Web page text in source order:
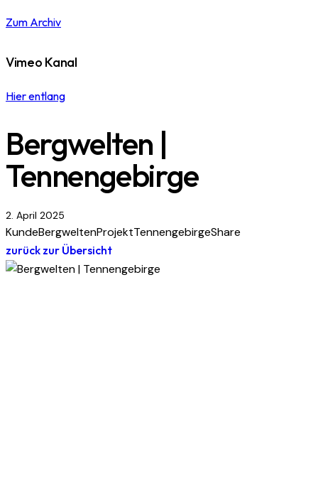
Zum Archiv
Vimeo Kanal
Hier entlang
Bergwelten |
Tennengebirge
2. April 2025
KundeBergweltenProjektTennengebirgeShare
zurück zur Übersicht